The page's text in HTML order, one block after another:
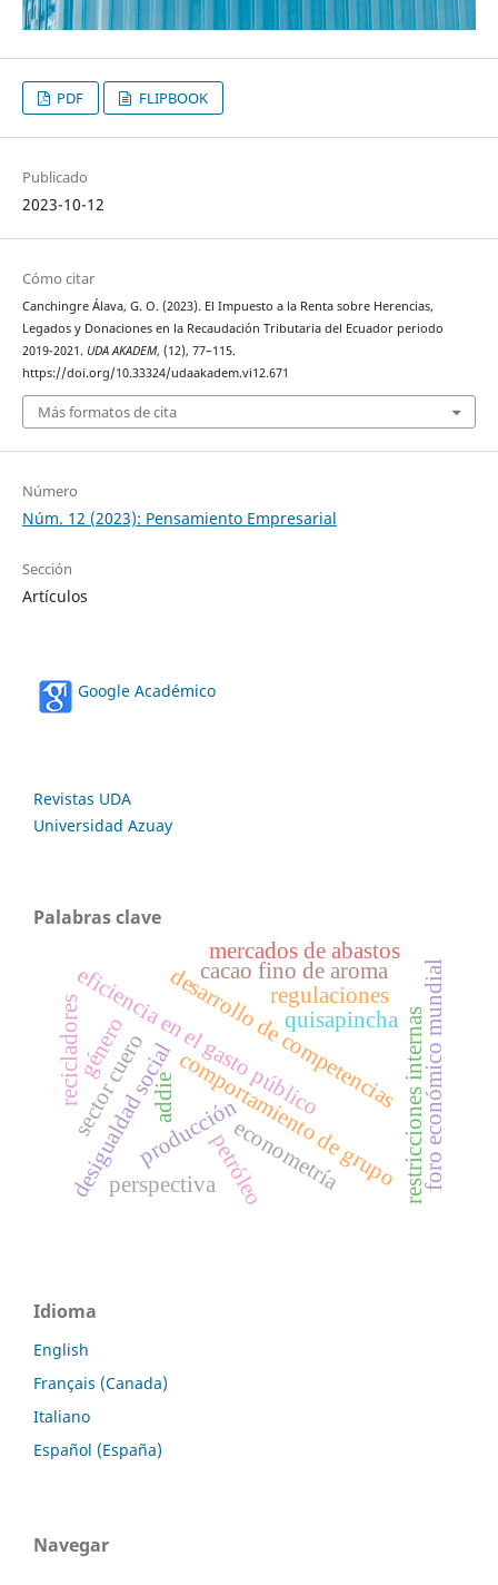
PDF FLIPBOOK
Publicado
2023-10-12
Cómo citar
Canchingre Álava, G. O. (2023). El Impuesto a la Renta sobre Herencias,
Legados y Donaciones en la Recaudación Tributaria del Ecuador periodo
2019-2021. UDA AKADEM, (12), 77–115.
https://doi.org/10.33324/udaakadem.vi12.671
Más formatos de cita
Número
Núm. 12 (2023): Pensamiento Empresarial
Sección
Artículos
Google Académico
Revistas UDA
Universidad Azuay
Palabras clave
eficiencia en el gasto público
desigualdad social
desarrollo de competencias
comportamiento de gruporestricciones internas
producción
quisapincha
sector cuero
econometría
recicladores foro económico mundial
cacao fino de aroma
género
petróleo
regulaciones
mercados de abastos
perspectiva
addie
Idioma
English
Français (Canada)
Italiano
Español (España)
Navegar